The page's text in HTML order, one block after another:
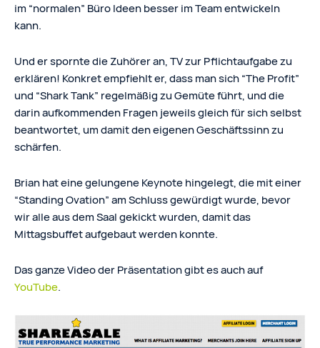
im “normalen” Büro Ideen besser im Team entwickeln
kann.
Und er spornte die Zuhörer an, TV zur Pflichtaufgabe zu
erklären! Konkret empfiehlt er, dass man sich “The Profit”
und “Shark Tank” regelmäßig zu Gemüte führt, und die
darin aufkommenden Fragen jeweils gleich für sich selbst
beantwortet, um damit den eigenen Geschäftssinn zu
schärfen.
Brian hat eine gelungene Keynote hingelegt, die mit einer
“Standing Ovation” am Schluss gewürdigt wurde, bevor
wir alle aus dem Saal gekickt wurden, damit das
Mittagsbuffet aufgebaut werden konnte.
Das ganze Video der Präsentation gibt es auch auf
YouTube.